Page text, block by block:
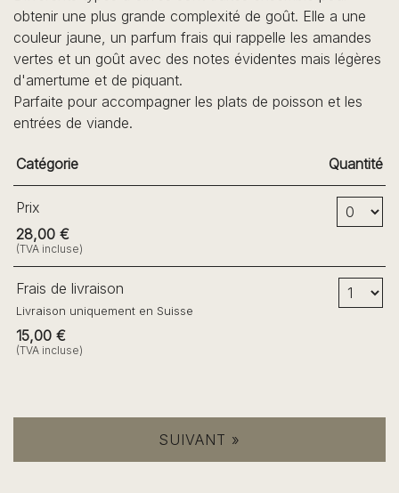
obtenir une plus grande complexité de goût. Elle a une
couleur jaune, un parfum frais qui rappelle les amandes
vertes et un goût avec des notes évidentes mais légères
d'amertume et de piquant.
Parfaite pour accompagner les plats de poisson et les
entrées de viande.
Catégorie Quantité
Prix
28,00 €
(TVA incluse)
Nombre de
Frais de livraison
Livraison uniquement en Suisse
15,00 €
(TVA incluse)
Nombre de
SUIVANT »